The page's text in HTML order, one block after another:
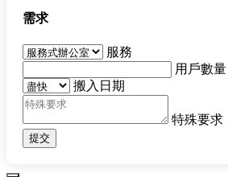
需求
服務
用戶數量
搬入日期
特殊要求
提交